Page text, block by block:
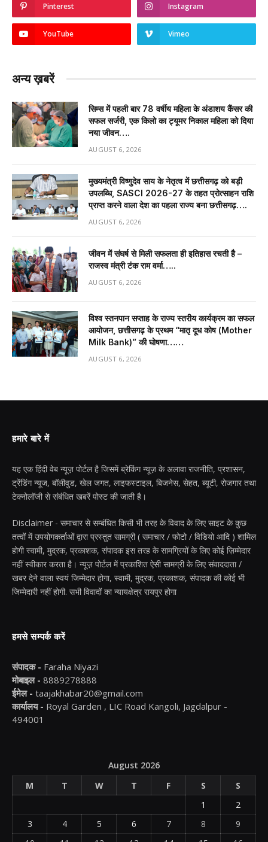
Pinterest Instagram
YouTube Vimeo
अन्य ख़बरें
सिम्स में पहली बार 78 वर्षीय महिला के अंडाशय कैंसर की
सफल सर्जरी, एक किलो का ट्यूमर निकाल महिला को दिया
नया जीवन….
AUGUST 6, 2026
मुख्यमंत्री विष्णुदेव साय के नेतृत्व में छत्तीसगढ़ को बड़ी
उपलब्धि, SASCI 2026-27 के तहत प्रोत्साहन राशि
प्राप्त करने वाला देश का पहला राज्य बना छत्तीसगढ़….
AUGUST 6, 2026
जीवन में संघर्ष से मिली सफलता ही इतिहास रचती है –
राजस्व मंत्री टंक राम वर्मा…..
AUGUST 6, 2026
विश्व स्तनपान सप्ताह के राज्य स्तरीय कार्यक्रम का सफल
आयोजन, छत्तीसगढ़ के प्रथम “मातृ दूध कोष (Mother
Milk Bank)” की घोषणा……
AUGUST 6, 2026
हमारे बारे में
यह एक हिंदी वेब न्यूज़ पोर्टल है जिसमें ब्रेकिंग न्यूज़ के अलावा राजनीति, प्रशासन,
ट्रेंडिंग न्यूज, बॉलीवुड, खेल जगत, लाइफस्टाइल, बिजनेस, सेहत, ब्यूटी, रोजगार तथा
टेक्नोलॉजी से संबंधित खबरें पोस्ट की जाती है।
Disclaimer - समाचार से सम्बंधित किसी भी तरह के विवाद के लिए साइट के कुछ
तत्वों में उपयोगकर्ताओं द्वारा प्रस्तुत सामग्री ( समाचार / फोटो / विडियो आदि ) शामिल
होगी स्वामी, मुद्रक, प्रकाशक, संपादक इस तरह के सामग्रियों के लिए कोई ज़िम्मेदार
नहीं स्वीकार करता है। न्यूज़ पोर्टल में प्रकाशित ऐसी सामग्री के लिए संवाददाता /
खबर देने वाला स्वयं जिम्मेदार होगा, स्वामी, मुद्रक, प्रकाशक, संपादक की कोई भी
जिम्मेदारी नहीं होगी. सभी विवादों का न्यायक्षेत्र रायपुर होगा
हमसे सम्पर्क करें
संपादक - Faraha Niyazi
मोबाइल - 8889278888
ईमेल - taajakhabar20@gmail.com
कार्यालय - Royal Garden , LIC Road Kangoli, Jagdalpur -
494001
August 2026
M
T W T F S
S
1
2
3
4 5 6 7 8
9